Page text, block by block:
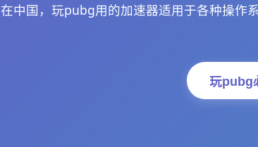
在中国，玩pubg用的加速器适用于各种操作
玩pubg